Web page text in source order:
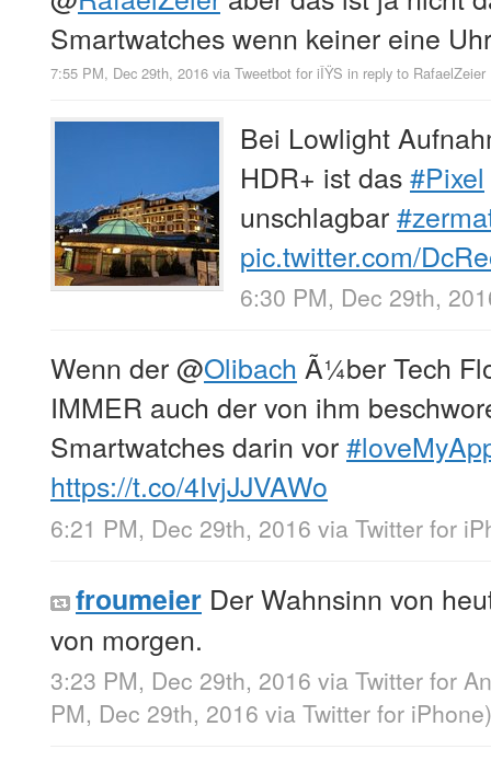
Smartwatches wenn keiner eine
7:55 PM, Dec 29th, 2016 via Tweetbot for iÎŸS in reply to RafaelZeier
Bei Lowlight
HDR+ ist das#Pixel
unschlagbar
pic.twitter.com/
6:30 PM, Dec 29th,
Wenn der@Olibach Ã¼ber Tech
IMMER auch der von ihm
Smartwatches darin vor
https://t.co/4IvjJJVAWo
6:21 PM, Dec 29th, 2016 via Twitter for
froumeier Der Wahnsinn von
von morgen.
3:23 PM, Dec 29th, 2016 via Twitter for
PM, Dec 29th, 2016 via Twitter for iPhone)